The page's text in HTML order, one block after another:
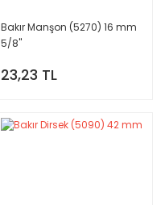
Bakır Manşon (5270) 16 mm
5/8''
23,23 TL